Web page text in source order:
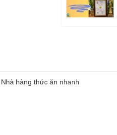
hàng thức ăn nhanh